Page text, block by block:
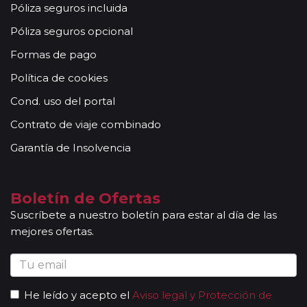
conocimientos y buena disposición para atender al
grupo. Adicionalmente, en las ciudades principales y
según itinerario, contará con la presencia de guías
locales que le permitirán conocer más a fondo la
cultura de los lugares visitados. En ocasiones, los
grupos son bilingües (normalmente español y
acompañantes podrán dar las explicaciones en dos
idiomas diferentes. Según circuito, le atenderá en su
acompañantes siempre estarán presentes en los
paseos incluidos, pero poseen múltiples funciones y
deben dedicación a la totalidad del grupo y no a una
persona en particular. En los momentos en que no
existen servicios incluidos en el programa, nuestros
guías pueden encontrarse realizando funciones bien
por tanto no estar disponibles en un momento
Póliza seguros incluida
Póliza seguros opcional
Formas de pago
Política de cookies
Cond. uso del portal
Contrato de viaje combinado
Garantía de Insolvencia
Boletín de Ofertas
Suscríbete a nuestro boletín para estar al día de las
mejores ofertas.
He leído y acepto el Aviso legal y Protección de